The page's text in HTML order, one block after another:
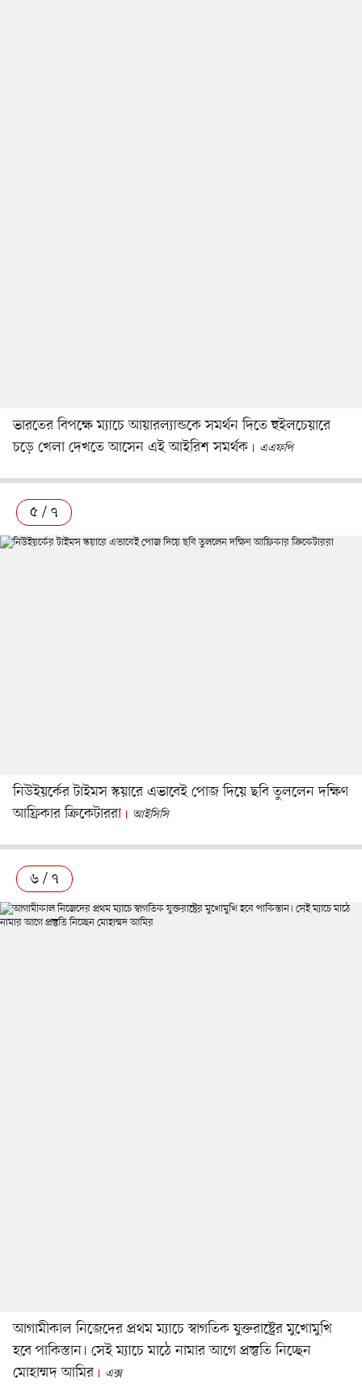
ভারতের বিপক্ষে ম্যাচে আয়ারল্যান্ডকে সমর্থন দিতে হুইলচেয়ারে
চড়ে খেলা দেখতে আসেন এই আইরিশ সমর্থক
এএফপি
৫ / ৭
নিউইয়র্কের টাইমস স্কয়ারে এভাবেই পোজ দিয়ে ছবি তুললেন দক্ষিণ
আফ্রিকার ক্রিকেটাররা
আইসিসি
৬ / ৭
আগামীকাল নিজেদের প্রথম ম্যাচে স্বাগতিক যুক্তরাষ্ট্রের মুখোমুখি
হবে পাকিস্তান। সেই ম্যাচে মাঠে নামার আগে প্রস্তুতি নিচ্ছেন
মোহাম্মদ আমির
এক্স